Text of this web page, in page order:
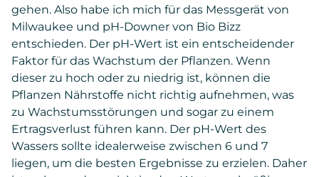
gehen. Also habe ich mich für das Messgerät von
Milwaukee und pH-Downer von Bio Bizz
entschieden. Der pH-Wert ist ein entscheidender
Faktor für das Wachstum der Pflanzen. Wenn
dieser zu hoch oder zu niedrig ist, können die
Pflanzen Nährstoffe nicht richtig aufnehmen, was
zu Wachstumsstörungen und sogar zu einem
Ertragsverlust führen kann. Der pH-Wert des
Wassers sollte idealerweise zwischen 6 und 7
liegen, um die besten Ergebnisse zu erzielen. Daher